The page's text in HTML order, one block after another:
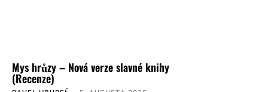
Mys hrůzy – Nová verze slavné knihy
(Recenze)